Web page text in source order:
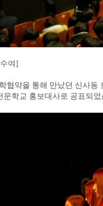
]
협약을 통해 만났던 신사동
학교 홍보대사로 공표되었